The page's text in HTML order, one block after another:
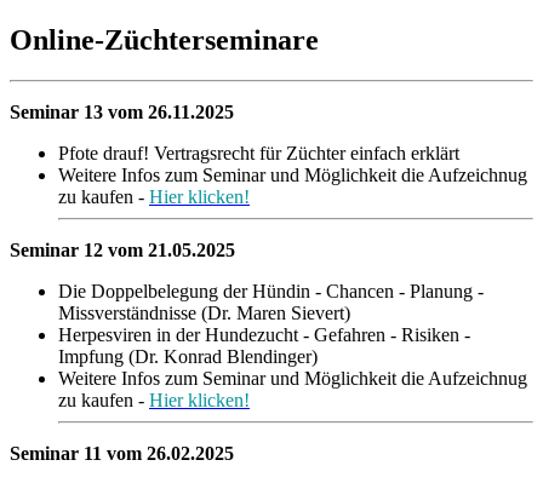
Online-Züchterseminare
Seminar 13 vom 26.11.2025
Pfote drauf! Vertragsrecht für Züchter einfach erklärt
Weitere Infos zum Seminar und Möglichkeit die Aufzeichnug
zu kaufen - Hier klicken!
Seminar 12 vom 21.05.2025
Die Doppelbelegung der Hündin - Chancen - Planung -
Missverständnisse (Dr. Maren Sievert)
Herpesviren in der Hundezucht - Gefahren - Risiken -
Impfung (Dr. Konrad Blendinger)
Weitere Infos zum Seminar und Möglichkeit die Aufzeichnug
zu kaufen - Hier klicken!
Seminar 11 vom 26.02.2025